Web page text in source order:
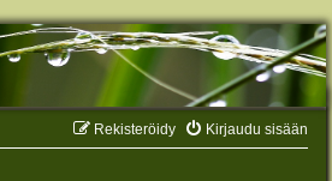
Kirjaudu sisään
Rekisteröidy